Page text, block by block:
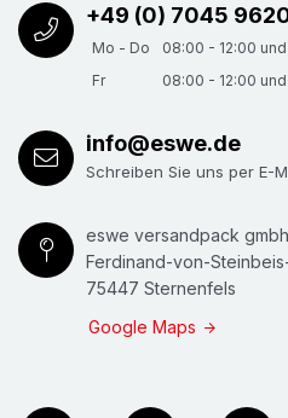
+49 (0) 7045
Mo - Do
08:00 - 12:00
Fr
08:00 - 12:00
info@eswe.de
Schreiben Sie uns per E-
eswe versandpack gmbh
Ferdinand-von-
75447 Sternenfels
Google Maps